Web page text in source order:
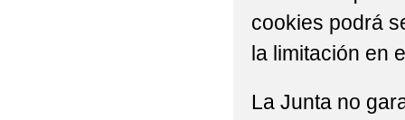
cookies podrá
la limitación en
La Junta no